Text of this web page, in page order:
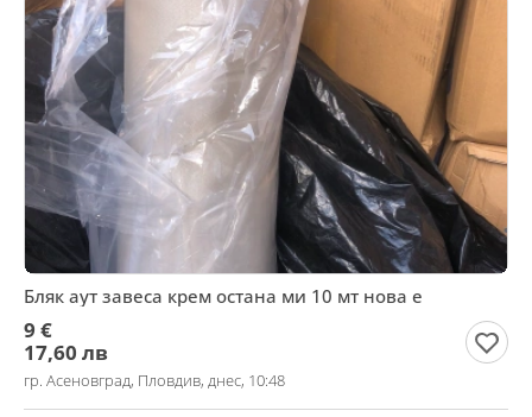
Бляк аут завеса крем остана ми 10 мт нова е
9 €
17,60 лв
гр. Асеновград, Пловдив, днес, 10:48